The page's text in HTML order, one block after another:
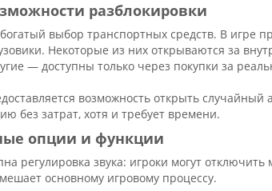
разблокировки
богатый выбор транспортных средств. В
Некоторые из них открываются за
— доступны только через покупки за
возможность открыть
без затрат, хотя и требует времени.
опции и функции
регулировка звука: игроки могут
основному игровому процессу.